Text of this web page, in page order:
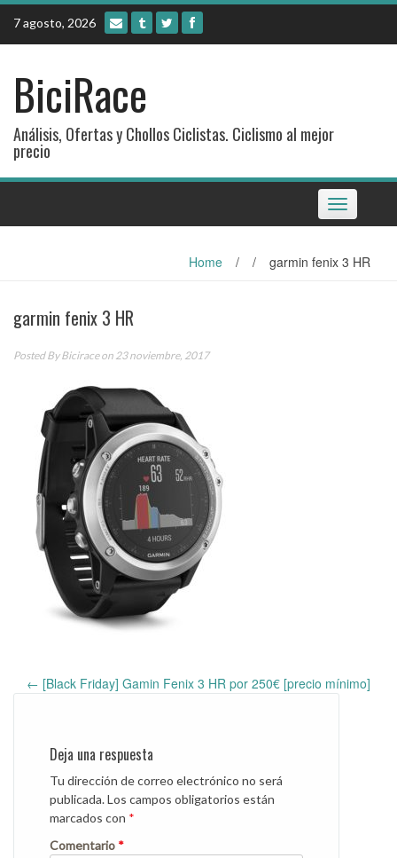
Skip
content
7 agosto, 2026
BiciRace
Análisis, Ofertas y Chollos Ciclistas. Ciclismo al mejor
precio
Toggle
navigation
Home / / garmin fenix 3 HR
garmin fenix 3 HR
Posted ByBiciraceon 23 noviembre, 2017
Post
← [Black Friday] Gamin Fenix 3 HR por 250€ [precio mínimo]
Deja una respuesta
Tu dirección de correo electrónico no será
publicada.Los campos obligatorios están
marcados con *
Comentario *